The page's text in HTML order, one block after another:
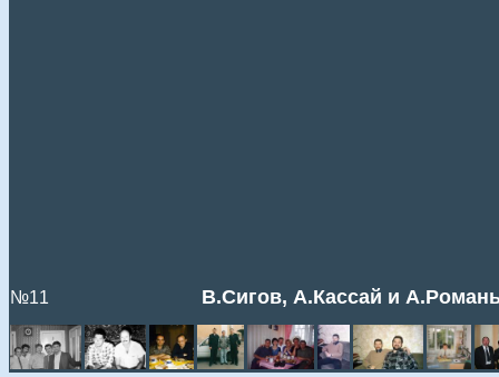
№11 В.Сигов, А.Кассай и